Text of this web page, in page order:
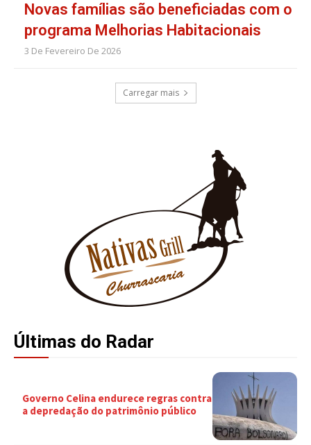
Novas famílias são beneficiadas com o
programa Melhorias Habitacionais
3 De Fevereiro De 2026
Carregar mais
Últimas do Radar
Governo Celina endurece regras contra
a depredação do patrimônio público